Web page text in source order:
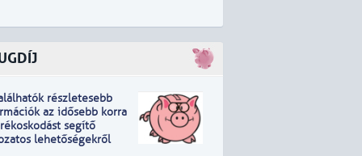
részletesebb
az idősebb korra
segítő
lehetőségekről